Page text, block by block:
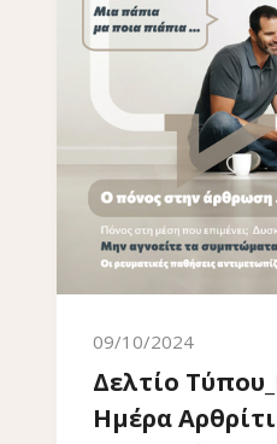
09/10/2024
Δελτίο
Ημέρα